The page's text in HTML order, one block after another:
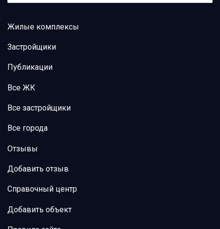
Жилые комплексы
Застройщики
Публикации
Все ЖК
Все застройщики
Все города
Отзывы
Добавить отзыв
Справочный центр
Добавить объект